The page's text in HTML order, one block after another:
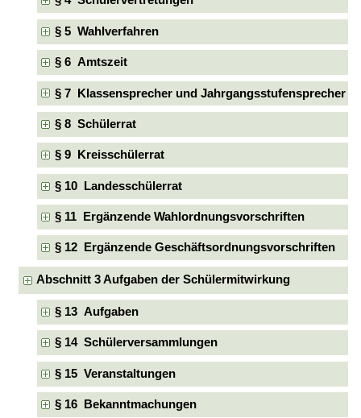
§ 5 Wahlverfahren
§ 6 Amtszeit
§ 7 Klassensprecher und Jahrgangsstufensprecher
§ 8 Schülerrat
§ 9 Kreisschülerrat
§ 10 Landesschülerrat
§ 11 Ergänzende Wahlordnungsvorschriften
§ 12 Ergänzende Geschäftsordnungsvorschriften
Abschnitt 3 Aufgaben der Schülermitwirkung
§ 13 Aufgaben
§ 14 Schülerversammlungen
§ 15 Veranstaltungen
§ 16 Bekanntmachungen